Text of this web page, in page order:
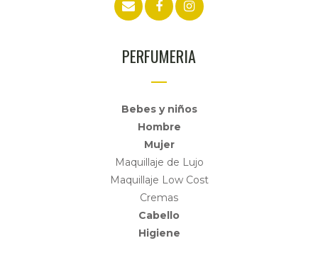
PERFUMERIA
Bebes y niños
Hombre
Mujer
Maquillaje de Lujo
Maquillaje Low Cost
Cremas
Cabello
Higiene